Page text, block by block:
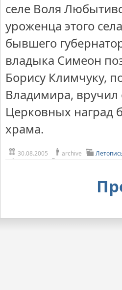
селе Воля
уроженца этого
бывшего
владыка Симеон
Борису Климчуку,
Владимира, вручил
Церковных наград
храма.
30.08.2005 archive